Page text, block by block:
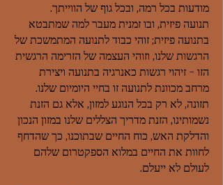
מודעות בכל רמה, ובכל גוף של הווייתך.
תנועה פיזית, ובו זמנית מעבר למה שמתבטא
בתנועה פיזית; זוהי כבוד לתנועה המתמשכת של
הרגשות שלנו, וזוהי העצמה של הזרימה הרגשית
הזו - זיהוי רגשות כאנרגיה בתנועה ויצירת
מרחב מכוונת לתנועה זו בחיי היומיום שלנו.
תזונה, לא רק בכל הנוגע למזון, אלא גם הזנת
נשמותינו, הזנת מדריך הצללים שלנו במזון הנכון
והדלקת האש, כוח החיים שבתוכנו, כך שהדחף
לחוות את החיים במלוא הספקטרום שלהם
לעולם לא ייעלם.